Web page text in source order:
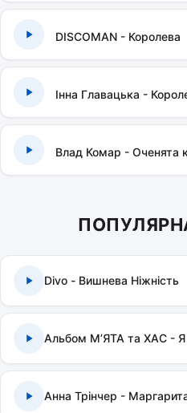
DISCOMAN - Королева
Інна Главацька -
Влад Комар - Оченята
Divo - Вишнева Ніжність
Альбом МʼЯТА та ХАС - Я
Анна Трінчер -